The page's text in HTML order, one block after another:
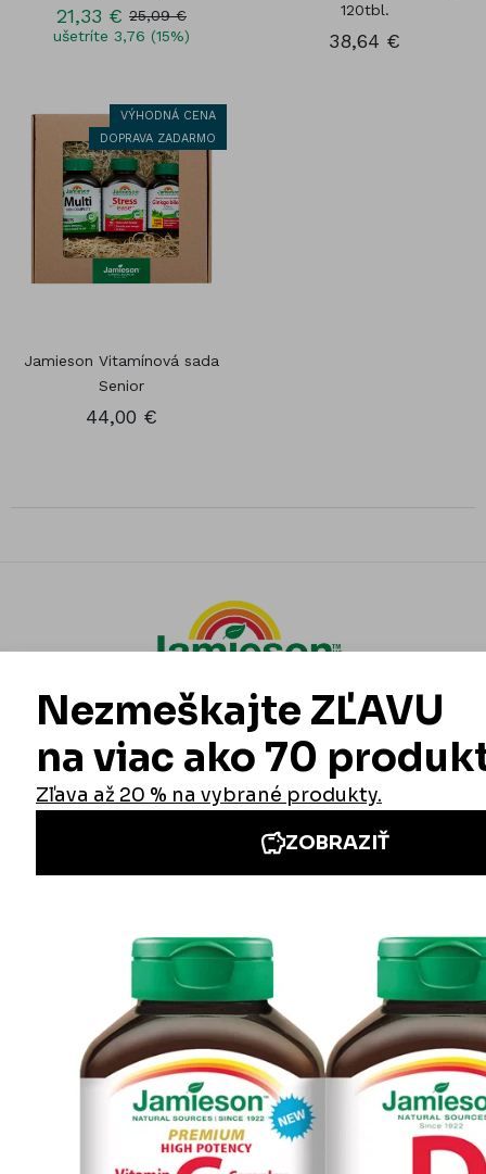
21,33 € 25,09 €
ušetríte 3,76 (15%)
120tbl.
38,64 €
VÝHODNÁ CENA
DOPRAVA ZADARMO
Jamieson Vitamínová sada
Senior
44,00 €
Iné stránky Jamieson
Prihlásenie do newslettra
Zadaním emailovej adresy a odoslaním formulára udeľujete svoj súhlas so
spracovaním osobných údajov na účely marketingu. Pre bližšie informácie
o spracovaní osobných údajov pozrite stránku Informácie o spracovaní
osobných údajov.